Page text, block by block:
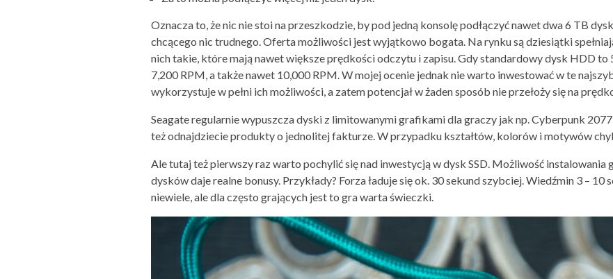
Oznacza to, że nic nie stoi na przeszkodzie, by pod jedną konsolę podłączyć nawet dwa 6 TB
chcącego nic trudnego. Oferta możliwości jest wyjątkowo bogata. Na rynku są dziesiątki
nich takie, które mają nawet większe prędkości odczytu i zapisu. Gdy standardowy dysk HDD
7,200 RPM, a także nawet 10,000 RPM. W mojej ocenie jednak nie warto inwestować w te
wykorzystuje w pełni ich możliwości, a zatem potencjał w żaden sposób nie przełoży się na
Seagate regularnie wypuszcza dyski z limitowanymi grafikami dla graczy jak np. Cyberpunk
też odnajdziecie produkty o jednolitej fakturze. W przypadku kształtów, kolorów i motywów
Ale tutaj też pierwszy raz warto pochylić się nad inwestycją w dysk SSD. Możliwość instalowania
dysków daje realne bonusy. Przykłady? Forza ładuje się ok. 30 sekund szybciej. Wiedźmin 3 – 10
niewiele, ale dla często grających jest to gra warta świeczki.